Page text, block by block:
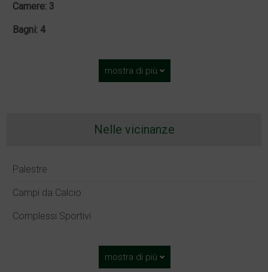
Camere: 3
Bagni: 4
mostra di più
Nelle vicinanze
Palestre
Campi da Calcio
Complessi Sportivi
mostra di più